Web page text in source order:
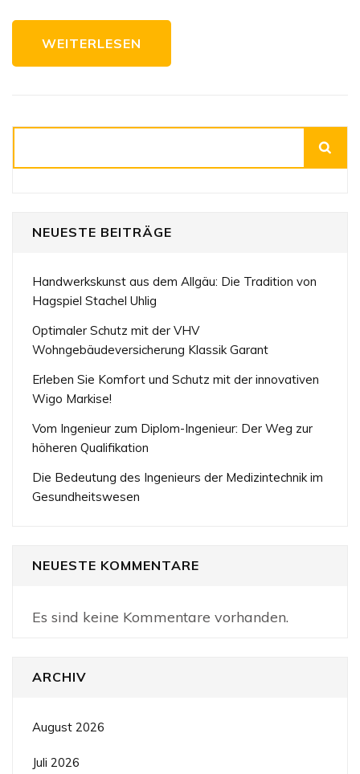
WEITERLESEN
NEUESTE BEITRÄGE
Handwerkskunst aus dem Allgäu: Die Tradition von
Hagspiel Stachel Uhlig
Optimaler Schutz mit der VHV
Wohngebäudeversicherung Klassik Garant
Erleben Sie Komfort und Schutz mit der innovativen
Wigo Markise!
Vom Ingenieur zum Diplom-Ingenieur: Der Weg zur
höheren Qualifikation
Die Bedeutung des Ingenieurs der Medizintechnik im
Gesundheitswesen
NEUESTE KOMMENTARE
Es sind keine Kommentare vorhanden.
ARCHIV
August 2026
Juli 2026